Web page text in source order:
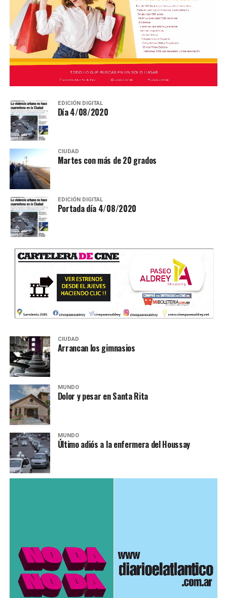
EDICIÓN DIGITAL
Día 4/08/2020
CIUDAD
Martes con más de 20 grados
EDICIÓN DIGITAL
Portada día 4/08/2020
CIUDAD
Arrancan los gimnasios
MUNDO
Dolor y pesar en Santa Rita
MUNDO
Último adiós a la enfermera del Houssay